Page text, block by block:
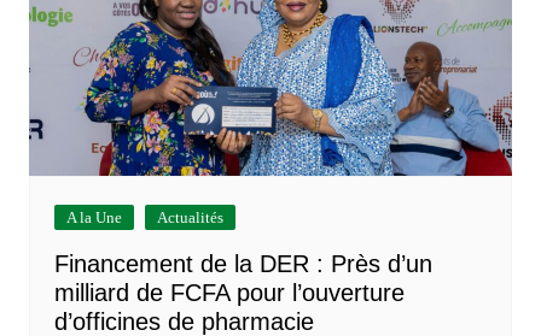
A la Une Actualités
Financement de la DER : Près d’un
milliard de FCFA pour l’ouverture
d’officines de pharmacie